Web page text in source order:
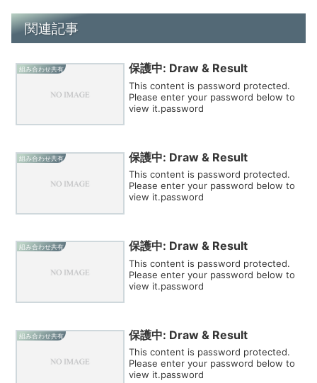
関連記事
組み合わせ共有 保護中: Draw & Result
This content is password protected.
Please enter your password below to
view it.password
組み合わせ共有 保護中: Draw & Result
This content is password protected.
Please enter your password below to
view it.password
組み合わせ共有 保護中: Draw & Result
This content is password protected.
Please enter your password below to
view it.password
組み合わせ共有 保護中: Draw & Result
This content is password protected.
Please enter your password below to
view it.password